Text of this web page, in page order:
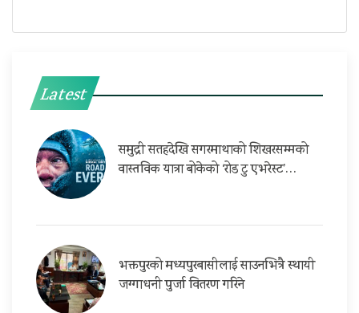
Latest
समुद्री सतहदेखि सगरमाथाको शिखरसम्मको
वास्तविक यात्रा बोकेको ‘रोड टु एभरेस्ट’…
भक्तपुरको मध्यपुरबासीलाई साउनभित्रै स्थायी
जग्गाधनी पुर्जा वितरण गरिने